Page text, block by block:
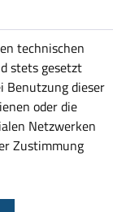
technischen
stets gesetzt
Benutzung dieser
oder die
Netzwerken
Zustimmung